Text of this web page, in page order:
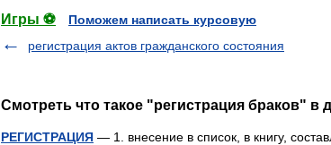
Игры ⚽
Поможем написать курсовую
регистрация актов гражданского состояния
Смотреть что такое "регистрация браков" в
РЕГИСТРАЦИЯ — 1. внесение в список, в книгу,